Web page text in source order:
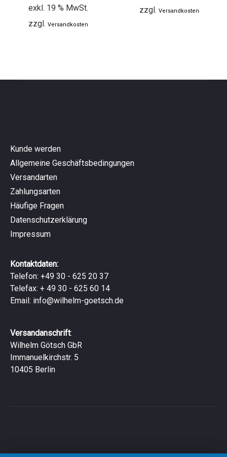
exkl. 19 % MwSt.
zzgl. Versandkosten
zzgl. Versandkosten
Kunde werden
Allgemeine Geschäftsbedingungen
Versandarten
Zahlungsarten
Häufige Fragen
Datenschutzerklärung
Impressum
Kontaktdaten:
Telefon: +49 30 - 625 20 37
Telefax: + 49 30 - 625 60 14
Email: info@wilhelm-goetsch.de
Versandanschrift:
Wilhelm Götsch GbR
Immanuelkirchstr. 5
10405 Berlin